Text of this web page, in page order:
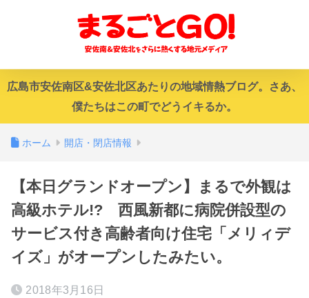
広島市安佐南区&安佐北区あたりの地域情熱ブログ。さあ、
僕たちはこの町でどうイキるか。
ホーム 開店・閉店情報
【本日グランドオープン】まるで外観は
高級ホテル!? 西風新都に病院併設型の
サービス付き高齢者向け住宅「メリィデ
イズ」がオープンしたみたい。
2018年3月16日